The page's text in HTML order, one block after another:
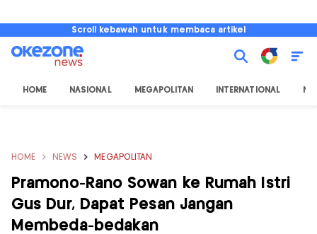
Scroll kebawah untuk membaca artikel
HOME NASIONAL MEGAPOLITAN INTERNATIONAL
HOME NEWS MEGAPOLITAN
Pramono-Rano Sowan ke Rumah Istri
Gus Dur, Dapat Pesan Jangan
Membeda-bedakan